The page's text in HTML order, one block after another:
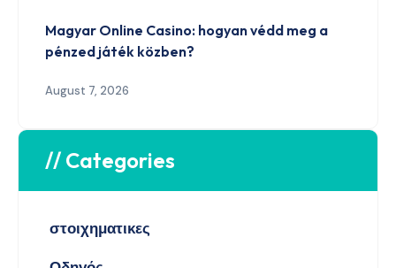
Magyar Online Casino: hogyan védd meg a
pénzed játék közben?
August 7, 2026
// Categories
στοιχηματικες